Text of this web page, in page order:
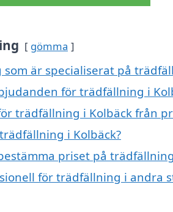
gömma
är specialiserat på
för trädfällning i
trädfällning i Kolbäck från
i Kolbäck?
priset på
för trädfällning i andra